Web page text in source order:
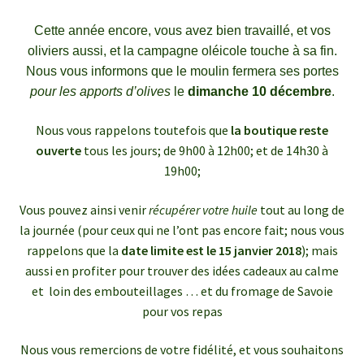
Cette année encore, vous avez bien travaillé, et vos
oliviers aussi, et la campagne oléicole touche à sa fin.
​Nous vous informons que le moulin fermera ses portes
pour les apports d’olivesledimanche 10 décembre.
Nous vous rappelons toutefois que la boutique reste
ouverte tous les jours; de 9h00 à 12h00; et de 14h30 à
19h00;
Vous pouvez ainsi venirrécupérer votre huile tout au long de
la journée (pour ceux qui ne l’ont pas encore fait; nous vous
rappelons que la date limite est le 15 janvier 2018); mais
aussi en profiter pour trouver des idées cadeaux au calme
et loin des embouteillages … et du fromage de Savoie
pour vos repas
Nous vous remercions de votre fidélité, et vous souhaitons